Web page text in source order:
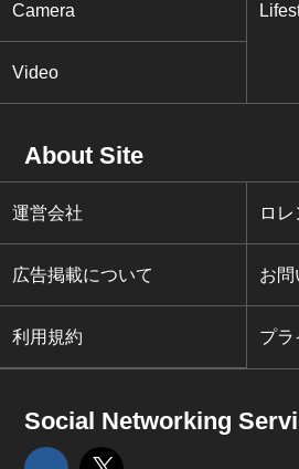
Camera
Video
About Site
運営会社 ロ
広告掲載について お問
利用規約 プラ
Social Networking